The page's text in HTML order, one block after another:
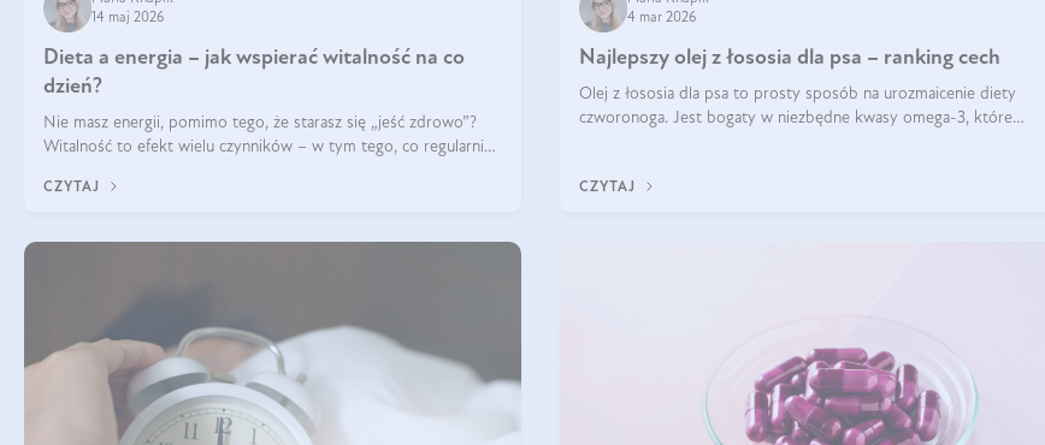
14 maj 2026
Dieta a energia – jak wspierać witalność na co
dzień?
Nie masz energii, pomimo tego, że starasz się „jeść zdrowo”?
Witalność to efekt wielu czynników – w tym tego, co regularnie
się w zależności od osoby
CZYTAJ
4 mar 2026
Najlepszy olej z łososia dla psa – ranking cech
Olej z łososia dla psa to prosty sposób na urozmaicenie diety
czworonoga. Jest bogaty w niezbędne kwasy omega-3, które
uwagę?
CZYTAJ